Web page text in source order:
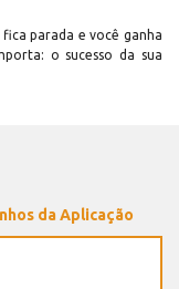
fica parada e você ganha
o sucesso da sua
da Aplicação